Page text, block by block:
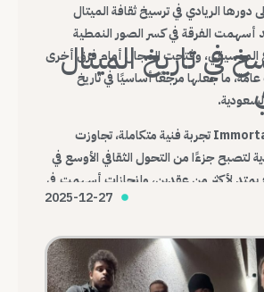
الريادي في ترسيخ ثقافة الميتال
أسهمت الفرقة في كسر الصور النمطية
الموسيقي، وفتحت المجال أمام فرق أخرى
ما جعلها مرجعًا أساسيًا في تاريخ
في تاريخ الميتال
تمثل فرقة Immortal Pain تجربة فنية متكاملة، تجاوزت
لتصبح جزءًا من التحول الثقافي الأوسع في
يمتد لأكثر من عقدين، وإنجازات أسهمت في
تغيير شكل المشهد، تظل Immortal Pain واحدة من أهم
2025-12-27